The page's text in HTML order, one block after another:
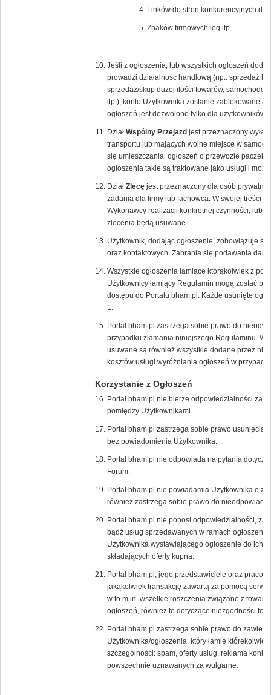
Linków do stron konkurencyjnych dla
Znaków firmowych log itp..
Jeśli z ogłoszenia, lub wszystkich ogłoszeń
prowadzi działalność handlową (np.: sprzedaż
sprzedaż/skup dużej ilości towarów,
itp.), konto Użytkownika zostanie zablokowane a
ogłoszeń jest dozwolone tylko dla użytkowników
Dział Wspólny Przejazd jest przeznaczony
transportu lub mających wolne miejsce w
się umieszczania ogłoszeń o przewozie paczek
ogłoszenia takie są traktowane jako usługi i
Dział Zlecęjest przeznaczony dla osób
zadania dla firmy lub fachowca. W swojej treści
Wykonawcy realizacji konkretnej czynności, lub
zlecenia będą usuwane.
Użytkownik, dodając ogłoszenie, zobowiązuje
oraz kontaktowych. Zabrania się podawania
Wszystkie ogłoszenia łamiące którąkolwiek z
Użytkownicy łamiący Regulamin mogą zostać
dostępu do Portalu bham.pl. Każde usunięte
1.
Portal bham.pl zastrzega sobie prawo do
przypadku złamania niniejszego Regulaminu.
usuwane są również wszystkie dodane przez
kosztów usługi wyróżniania ogłoszeń w
Korzystanie z Ogłoszeń
Portal bham.pl nie bierze odpowiedzialności za
pomiędzy Użytkownikami.
Portal bham.pl zastrzega sobie prawo
bez powiadomienia Użytkownika.
Portal bham.pl nie odpowiada na pytania
Forum.
Portal bham.pl nie powiadamia Użytkownika o
również zastrzega sobie prawo do
Portal bham.pl nie ponosi odpowiedzialności,
bądź usług sprzedawanych w ramach
Użytkownika wystawiającego ogłoszenie do ich
składających oferty kupna.
Portal bham.pl, jego przedstawiciele oraz
jakąkolwiek transakcję zawartą za pomocą
w to m.in. wszelkie roszczenia związane z
ogłoszeń, również te dotyczące niezgodności
Portal bham.pl zastrzega sobie prawo do
Użytkownika/ogłoszenia, który łamie
szczególności: spam, oferty usług, reklama
powszechnie uznawanych za wulgarne.